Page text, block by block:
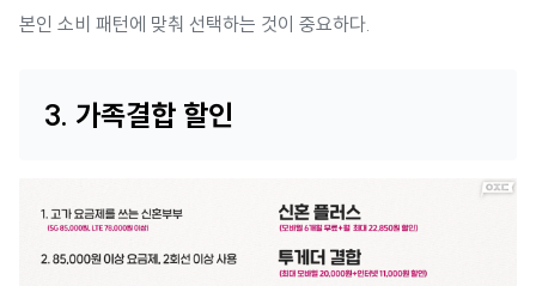
본인 소비 패턴에 맞춰 선택하는 것이 중요하다.
3. 가족결합 할인